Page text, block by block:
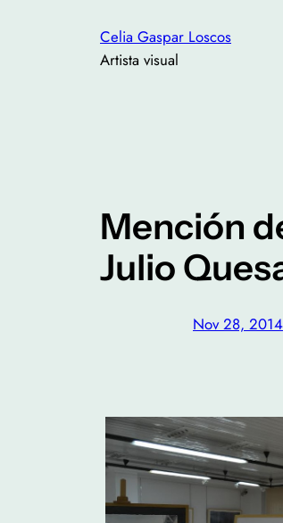
Celia Gaspar Loscos
Artista visual
Mención
Julio
Nov 28, 2014